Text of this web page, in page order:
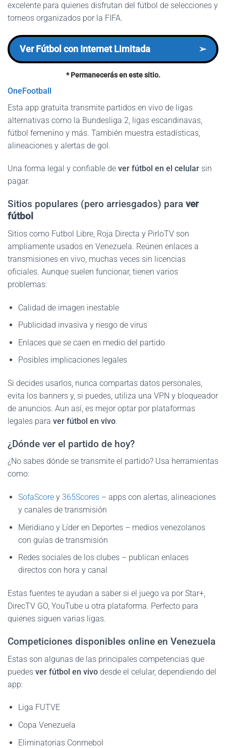
excelente para quienes disfrutan del fútbol de selecciones y
torneos organizados por la FIFA.
Ver Fútbol con Internet Limitada ➢
* Permanecerás en este sitio.
OneFootball
Esta app gratuita transmite partidos en vivo de ligas
alternativas como la Bundesliga 2, ligas escandinavas,
fútbol femenino y más. También muestra estadísticas,
alineaciones y alertas de gol.
Una forma legal y confiable de ver fútbol en el celular sin
pagar.
Sitios populares (pero arriesgados) para ver
fútbol
Sitios como Futbol Libre, Roja Directa y PirloTV son
ampliamente usados en Venezuela. Reúnen enlaces a
transmisiones en vivo, muchas veces sin licencias
oficiales. Aunque suelen funcionar, tienen varios
problemas:
Calidad de imagen inestable
Publicidad invasiva y riesgo de virus
Enlaces que se caen en medio del partido
Posibles implicaciones legales
Si decides usarlos, nunca compartas datos personales,
evita los banners y, si puedes, utiliza una VPN y bloqueador
de anuncios. Aun así, es mejor optar por plataformas
legales para ver fútbol en vivo.
¿Dónde ver el partido de hoy?
¿No sabes dónde se transmite el partido? Usa herramientas
como:
SofaScorey 365Scores– apps con alertas, alineaciones
y canales de transmisión
Meridiano y Líder en Deportes – medios venezolanos
con guías de transmisión
Redes sociales de los clubes – publican enlaces
directos con hora y canal
Estas fuentes te ayudan a saber si el juego va por Star+,
DirecTV GO, YouTube u otra plataforma. Perfecto para
quienes siguen varias ligas.
Competiciones disponibles online en Venezuela
Estas son algunas de las principales competencias que
puedes ver fútbol en vivo desde el celular, dependiendo del
app:
Liga FUTVE
Copa Venezuela
Eliminatorias Conmebol